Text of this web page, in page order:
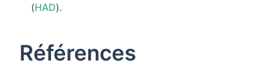
(HAD).
Références